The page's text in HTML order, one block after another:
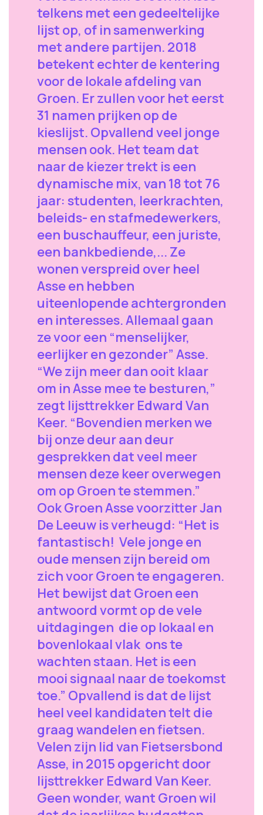
telkens met een gedeeltelijke
lijst op, of in samenwerking
met andere partijen. 2018
betekent echter de kentering
voor de lokale afdeling van
Groen. Er zullen voor het eerst
31 namen prijken op de
kieslijst. Opvallend veel jonge
mensen ook. Het team dat
naar de kiezer trekt is een
dynamische mix, van 18 tot 76
jaar: studenten, leerkrachten,
beleids- en stafmedewerkers,
een buschauffeur, een juriste,
een bankbediende,... Ze
wonen verspreid over heel
Asse en hebben
uiteenlopende achtergronden
en interesses. Allemaal gaan
ze voor een “menselijker,
eerlijker en gezonder” Asse.
“We zijn meer dan ooit klaar
om in Asse mee te besturen,”
zegt lijsttrekker Edward Van
Keer. “Bovendien merken we
bij onze deur aan deur
gesprekken dat veel meer
mensen deze keer overwegen
om op Groen te stemmen.”
Ook Groen Asse voorzitter Jan
De Leeuw is verheugd: “Het is
fantastisch! Vele jonge en
oude mensen zijn bereid om
zich voor Groen te engageren.
Het bewijst dat Groen een
antwoord vormt op de vele
uitdagingen die op lokaal en
bovenlokaal vlak ons te
wachten staan. Het is een
mooi signaal naar de toekomst
toe.” Opvallend is dat de lijst
heel veel kandidaten telt die
graag wandelen en fietsen.
Velen zijn lid van Fietsersbond
Asse, in 2015 opgericht door
lijsttrekker Edward Van Keer.
Geen wonder, want Groen wil